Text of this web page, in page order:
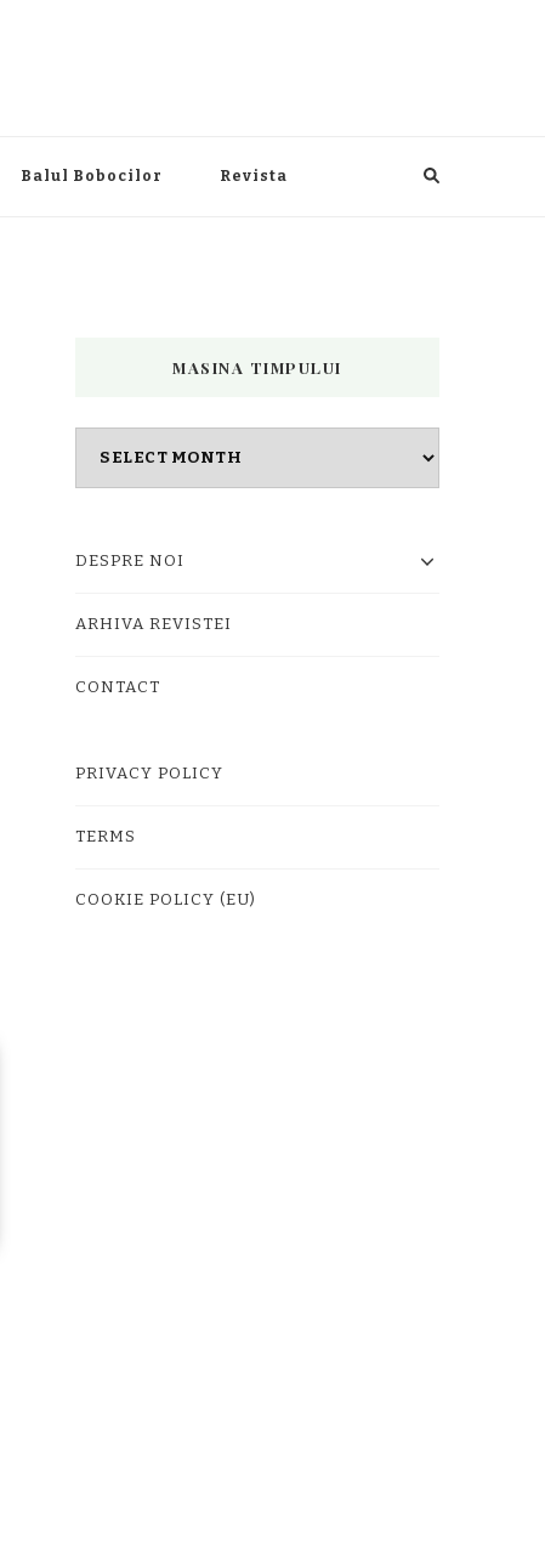
Balul Bobocilor Revista
MASINA TIMPULUI
DESPRE NOI
ARHIVA REVISTEI
CONTACT
PRIVACY POLICY
TERMS
COOKIE POLICY (EU)